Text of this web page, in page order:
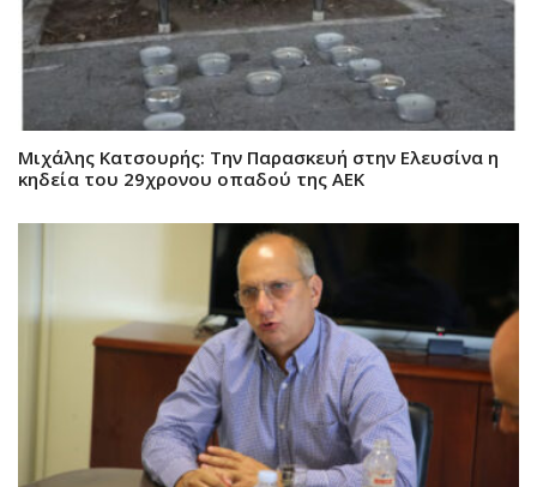
Μιχάλης Κατσουρής: Την Παρασκευή στην Ελευσίνα η
κηδεία του 29χρονου οπαδού της ΑΕΚ